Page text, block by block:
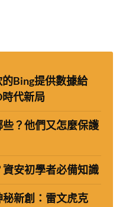
Bing提供數據給
時代新局
？他們又怎麼保護
安初學者必備知識
新創：雷文虎克